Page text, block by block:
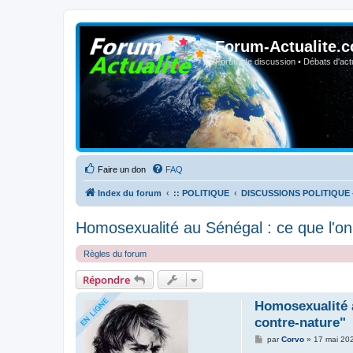
Forum-
Forum de discussion • Débats
Faire un don FAQ
Index du forum :: POLITIQUE DISCUSSIONS
Homosexualité au Sénégal : ce que
Règles du forum
Répondre
contre-nature"
MparCorvo» 17 mai